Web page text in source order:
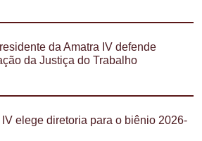
da Amatra IV defende
da Justiça do Trabalho
IV elege diretoria para o biênio 2026-